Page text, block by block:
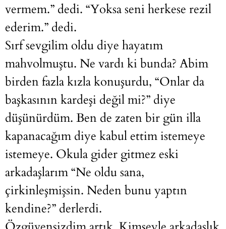
vermem.” dedi. “Yoksa seni herkese rezil
ederim.” dedi.
Sırf sevgilim oldu diye hayatım
mahvolmuştu. Ne vardı ki bunda? Abim
birden fazla kızla konuşurdu, “Onlar da
başkasının kardeşi değil mi?” diye
düşünürdüm. Ben de zaten bir gün illa
kapanacağım diye kabul ettim istemeye
istemeye. Okula gider gitmez eski
arkadaşlarım “Ne oldu sana,
çirkinleşmişsin. Neden bunu yaptın
kendine?” derlerdi.